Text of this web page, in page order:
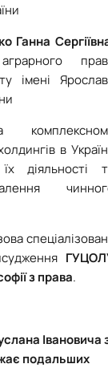
Ганна
імені
в
діяльності
з права.
Івановича
подальших